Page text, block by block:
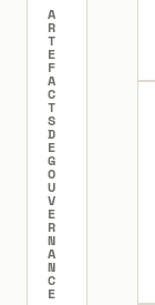
A
R
T
E
F
A
C
T
S
D
E
G
O
U
V
E
R
N
A
N
C
E